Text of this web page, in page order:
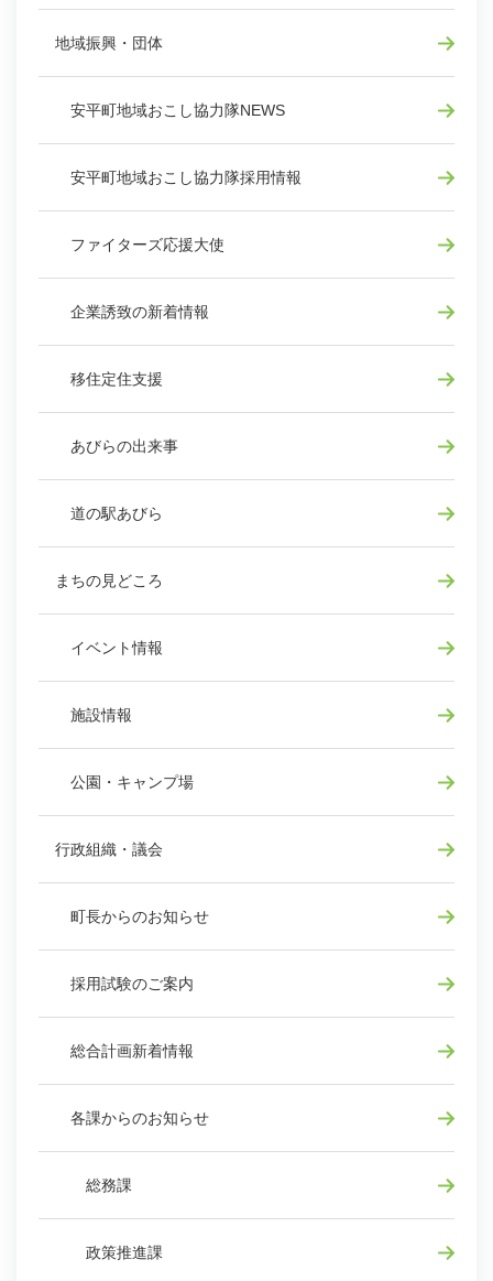
地域振興・団体
安平町地域おこし協力隊NEWS
安平町地域おこし協力隊採用情報
ファイターズ応援大使
企業誘致の新着情報
移住定住支援
あびらの出来事
道の駅あびら
まちの見どころ
イベント情報
施設情報
公園・キャンプ場
行政組織・議会
町長からのお知らせ
採用試験のご案内
総合計画新着情報
各課からのお知らせ
総務課
政策推進課